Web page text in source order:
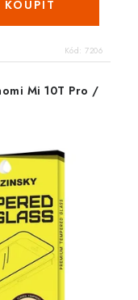
Kód: 7206
Mi 10T Pro /